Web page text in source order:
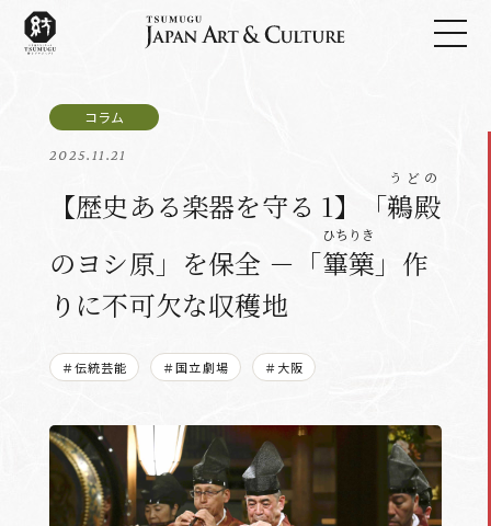
2025.11.21
【歴史ある楽器を守る 1】「鵜殿
うどの
のヨシ原」を保全 －「篳篥
ひちりき
」作
りに不可欠な収穫地
＃伝統芸能 ＃国立劇場 ＃大阪